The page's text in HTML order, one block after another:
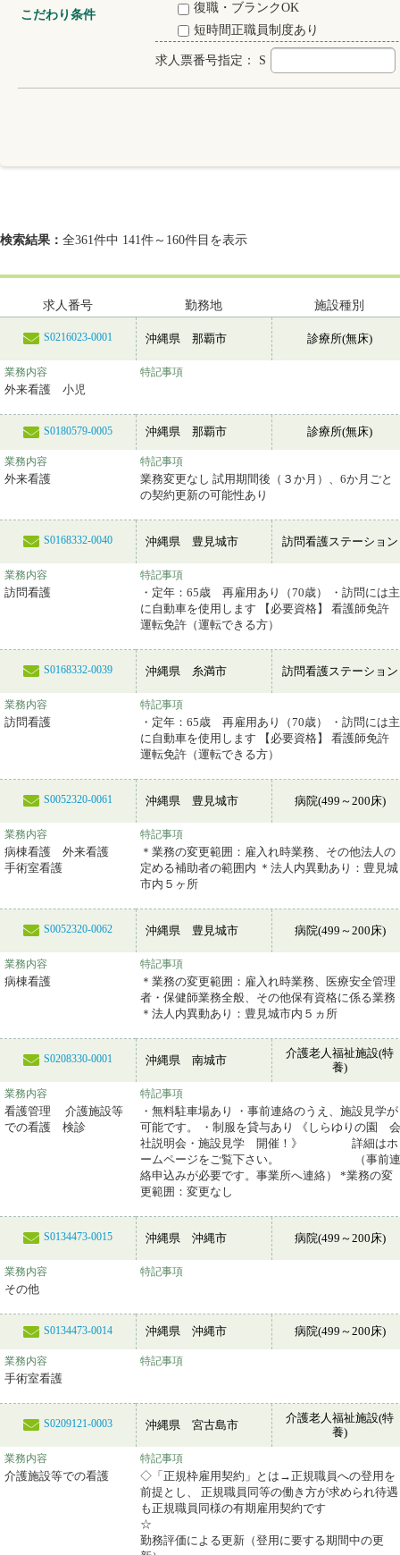
こだわり条件
復職・ブランクOK
短時間正職員制度あり
求人票番号指定： S
検索結果： 全361件中 141件～160件目を表示
求人番号 勤務地 施設種別
S0216023-0001 沖縄県 那覇市 診療所(無床)
業務内容
外来看護 小児
特記事項
S0180579-0005 沖縄県 那覇市 診療所(無床)
業務内容
外来看護
特記事項
業務変更なし 試用期間後（３か月）、6か月ごと
の契約更新の可能性あり
S0168332-0040 沖縄県 豊見城市 訪問看護ステーション
業務内容
訪問看護
特記事項
・定年：65歳 再雇用あり（70歳） ・訪問には主
に自動車を使用します 【必要資格】 看護師免許
運転免許（運転できる方）
S0168332-0039 沖縄県 糸満市 訪問看護ステーション
業務内容
訪問看護
特記事項
・定年：65歳 再雇用あり（70歳） ・訪問には主
に自動車を使用します 【必要資格】 看護師免許
運転免許（運転できる方）
S0052320-0061 沖縄県 豊見城市 病院(499～200床)
業務内容
病棟看護 外来看護
手術室看護
特記事項
＊業務の変更範囲：雇入れ時業務、その他法人の
定める補助者の範囲内 ＊法人内異動あり：豊見城
市内５ヶ所
S0052320-0062 沖縄県 豊見城市 病院(499～200床)
業務内容
病棟看護
特記事項
＊業務の変更範囲：雇入れ時業務、医療安全管理
者・保健師業務全般、その他保有資格に係る業務
＊法人内異動あり：豊見城市内５ヵ所
S0208330-0001 沖縄県 南城市
介護老人福祉施設(特
養)
業務内容
看護管理 介護施設等
での看護 検診
特記事項
・無料駐車場あり ・事前連絡のうえ、施設見学が
可能です。 ・制服を貸与あり 《しらゆりの園 会
社説明会・施設見学 開催！》 詳細はホ
ームページをご覧下さい。 （事前連
絡申込みが必要です。事業所へ連絡） *業務の変
更範囲：変更なし
S0134473-0015 沖縄県 沖縄市 病院(499～200床)
業務内容
その他
特記事項
S0134473-0014 沖縄県 沖縄市 病院(499～200床)
業務内容
手術室看護
特記事項
S0209121-0003 沖縄県 宮古島市
介護老人福祉施設(特
養)
業務内容
介護施設等での看護
特記事項
◇「正規枠雇用契約」とは→正規職員への登用を
前提とし、 正規職員同等の働き方が求められ待遇
も正規職員同様の有期雇用契約です
勤務評価による更新（登用に要する期間中の更